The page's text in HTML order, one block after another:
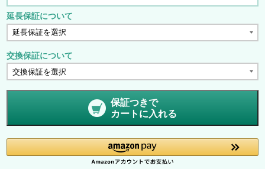
延長保証について
交換保証について
保証つきで
カートに入れる